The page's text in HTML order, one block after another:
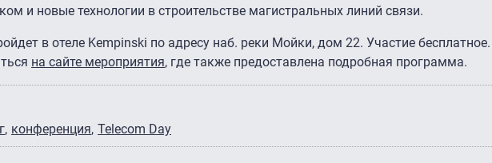
и новые технологии в строительстве магистральных линий связи.
в отеле Kempinski по адресу наб. реки Мойки, дом 22. Участие
на сайте мероприятия, где также предоставлена подробная программа.
конференция Telecom Day